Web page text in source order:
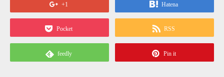
+1 Hatena
Pocket RSS
feedly Pin it